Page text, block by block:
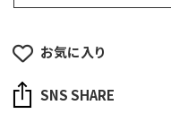
お気に入り
SNS SHARE